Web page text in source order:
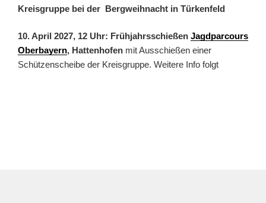
Kreisgruppe bei der Bergweihnacht in Türkenfeld
10. April 2027, 12 Uhr: Frühjahrsschießen Jagdparcours
Oberbayern, Hattenhofen mit Ausschießen einer
Schützenscheibe der Kreisgruppe. Weitere Info folgt